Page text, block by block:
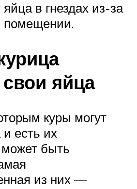
в гнездах из-за
помещении.
яйца
куры могут
и есть их
быть
из них —